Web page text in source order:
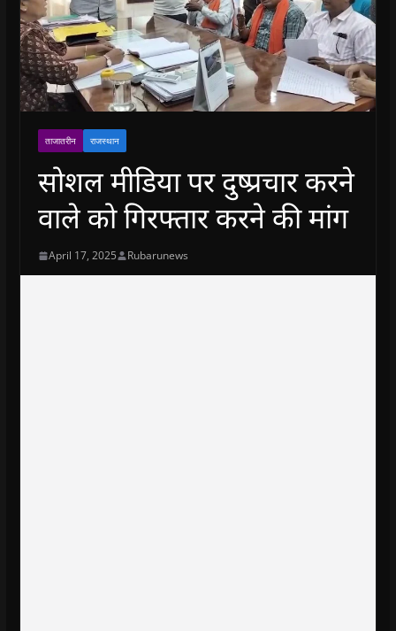
ताजातरीन राजस्थान
सोशल मीडिया पर दुष्प्रचार करने
वाले को गिरफ्तार करने की मांग
April 17, 2025 Rubarunews